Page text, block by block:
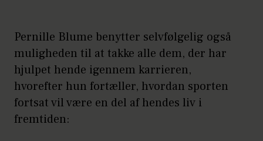
Pernille Blume benytter selvfølgelig også
muligheden til at takke alle dem, der har
hjulpet hende igennem karrieren,
hvorefter hun fortæller, hvordan sporten
fortsat vil være en del af hendes liv i
fremtiden: